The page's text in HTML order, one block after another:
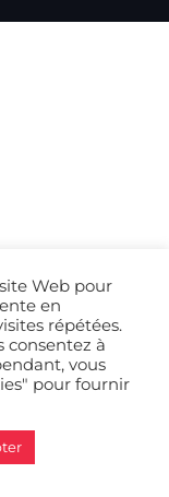
Web pour
en
répétées.
consentez à
vous
pour fournir